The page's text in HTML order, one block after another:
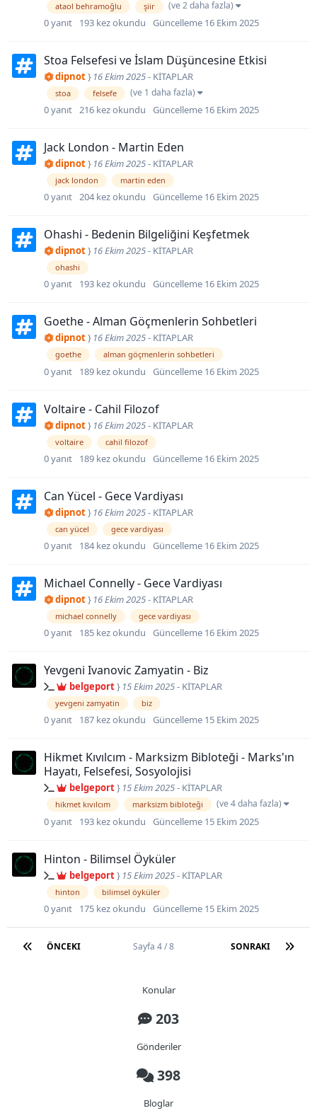
ataol behramoğlu şiir (ve 2 daha fazla)
0yanıt 193 kez okundu Güncelleme 16 Ekim 2025
Stoa Felsefesi ve İslam Düşüncesine Etkisi
dipnot} 16 Ekim 2025- KİTAPLAR
stoa felsefe (ve 1 daha fazla)
0yanıt 216 kez okundu Güncelleme 16 Ekim 2025
Jack London - Martin Eden
dipnot} 16 Ekim 2025- KİTAPLAR
jack london martin eden
0yanıt 204 kez okundu Güncelleme 16 Ekim 2025
Ohashi - Bedenin Bilgeliğini Keşfetmek
dipnot} 16 Ekim 2025- KİTAPLAR
ohashi
0yanıt 193 kez okundu Güncelleme 16 Ekim 2025
Goethe - Alman Göçmenlerin Sohbetleri
dipnot} 16 Ekim 2025- KİTAPLAR
goethe alman göçmenlerin sohbetleri
0yanıt 189 kez okundu Güncelleme 16 Ekim 2025
Voltaire - Cahil Filozof
dipnot} 16 Ekim 2025- KİTAPLAR
voltaire cahil filozof
0yanıt 189 kez okundu Güncelleme 16 Ekim 2025
Can Yücel - Gece Vardiyası
dipnot} 16 Ekim 2025- KİTAPLAR
can yücel gece vardiyası
0yanıt 184 kez okundu Güncelleme 16 Ekim 2025
Michael Connelly - Gece Vardiyası
dipnot} 16 Ekim 2025- KİTAPLAR
michael connelly gece vardiyası
0yanıt 185 kez okundu Güncelleme 16 Ekim 2025
Yevgeni Ivanovic Zamyatin - Biz
belgeport} 15 Ekim 2025- KİTAPLAR
yevgeni zamyatin biz
0yanıt 187 kez okundu Güncelleme 15 Ekim 2025
Hikmet Kıvılcım - Marksizm Bibloteği - Marks'ın
Hayatı, Felsefesi, Sosyolojisi
belgeport} 15 Ekim 2025- KİTAPLAR
hikmet kıvılcım marksizm bibloteği (ve 4 daha fazla)
0yanıt 193 kez okundu Güncelleme 15 Ekim 2025
Hinton - Bilimsel Öyküler
belgeport} 15 Ekim 2025- KİTAPLAR
hinton bilimsel öyküler
0yanıt 175 kez okundu Güncelleme 15 Ekim 2025
ÖNCEKI SONRAKI
Sayfa 4 / 8
Konular
203
Gönderiler
398
Bloglar